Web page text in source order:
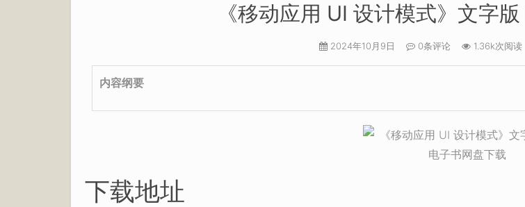
《移动应用 UI 设计模式》文字
2024年10月9日 0条评论 1.36k次阅读
内容纲要
下载地址